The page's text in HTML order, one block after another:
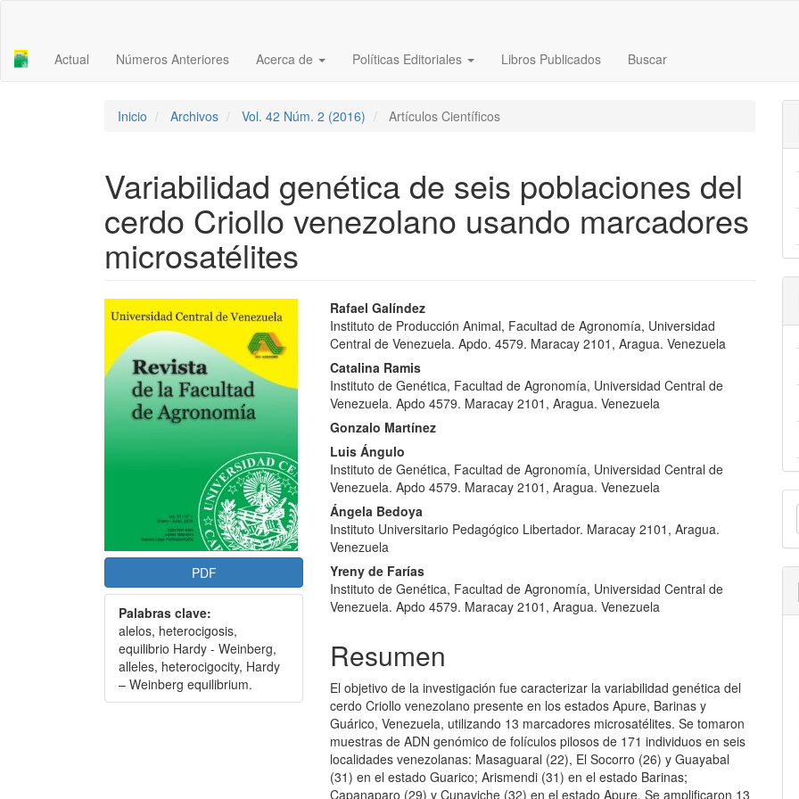
principal
Barra
Actual Números Anteriores Acerca de Políticas Editoriales Libros Publicados Buscar
Inicio Archivos Vol. 42 Núm. 2 (2016) Artículos Científicos
Variabilidad genética de seis poblaciones del
cerdo Criollo venezolano usando marcadores
microsatélites
Barra
lateral
del
artículo
PDF
Palabras clave:
alelos, heterocigosis,
equilibrio Hardy - Weinberg,
alleles, heterocigocity, Hardy
– Weinberg equilibrium.
Contenido
principal
del
artículo
Rafael Galíndez
Instituto de Producción Animal, Facultad de Agronomía, Universidad
Central de Venezuela. Apdo. 4579. Maracay 2101, Aragua. Venezuela
Catalina Ramis
Instituto de Genética, Facultad de Agronomía, Universidad Central de
Venezuela. Apdo 4579. Maracay 2101, Aragua. Venezuela
Gonzalo Martínez
Luis Ángulo
Instituto de Genética, Facultad de Agronomía, Universidad Central de
Venezuela. Apdo 4579. Maracay 2101, Aragua. Venezuela
Ángela Bedoya
Instituto Universitario Pedagógico Libertador. Maracay 2101, Aragua.
Venezuela
Yreny de Farías
Instituto de Genética, Facultad de Agronomía, Universidad Central de
Venezuela. Apdo 4579. Maracay 2101, Aragua. Venezuela
Resumen
El objetivo de la investigación fue caracterizar la variabilidad genética del
cerdo Criollo venezolano presente en los estados Apure, Barinas y
Guárico, Venezuela, utilizando 13 marcadores microsatélites. Se tomaron
muestras de ADN genómico de folículos pilosos de 171 individuos en seis
localidades venezolanas: Masaguaral (22), El Socorro (26) y Guayabal
(31) en el estado Guarico; Arismendi (31) en el estado Barinas;
Capanaparo (29) y Cunaviche (32) en el estado Apure. Se amplificaron 13